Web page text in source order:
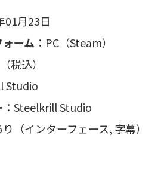
01月23日
ーム ：PC（Steam）
税込）
Studio
：Steelkrill Studio
り（インターフェース, 字幕）